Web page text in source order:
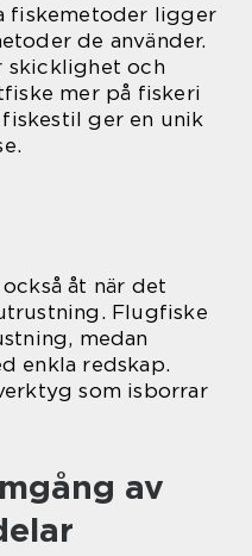
fiskemetoder ligger
de använder.
skicklighet och
mer på fiskeri
ger en unik
åt när det
Flugfiske
medan
enkla redskap.
som isborrar
av